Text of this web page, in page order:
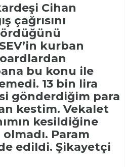
Cihan
çağrısını
kurban
bu konu ile
13 bin lira
gönderdiğim para
kestim. Vekalet
kesildiğine
Param
edildi. Şikayetçi